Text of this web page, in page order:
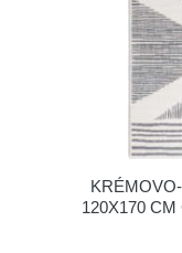
120X170